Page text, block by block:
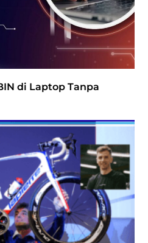
di Laptop Tanpa